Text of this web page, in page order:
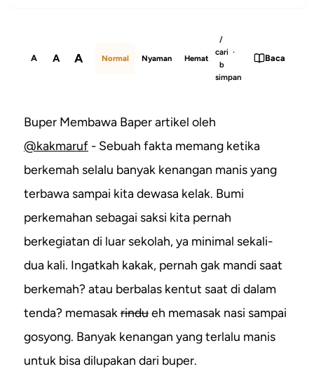
A A A Normal Nyaman Hemat
/
cari ·
b
simpan
Baca
Buper Membawa Baper artikel oleh
@kakmaruf - Sebuah fakta memang ketika
berkemah selalu banyak kenangan manis yang
terbawa sampai kita dewasa kelak. Bumi
perkemahan sebagai saksi kita pernah
berkegiatan di luar sekolah, ya minimal sekali-
dua kali. Ingatkah kakak, pernah gak mandi saat
berkemah? atau berbalas kentut saat di dalam
tenda? memasak rindueh memasak nasi sampai
gosyong. Banyak kenangan yang terlalu manis
untuk bisa dilupakan dari buper.